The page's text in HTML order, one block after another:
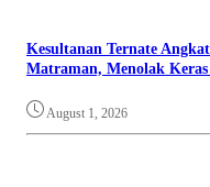
Kesultanan Ternate
Matraman, Menolak
August 1, 2026